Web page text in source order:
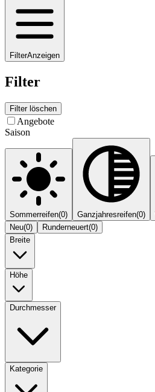
FilterAnzeigen
Filter
Filter löschen
Angebote
Saison
Sommerreifen(0) Ganzjahresreifen(0)
Neu(0) Runderneuert(0)
Breite
Höhe
Durchmesser
Kategorie